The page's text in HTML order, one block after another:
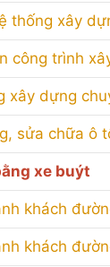
thống xây
công trình
xây dựng
sửa chữa ô
xe buýt
khách
khách